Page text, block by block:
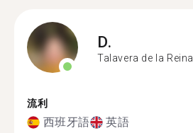
D.
Talavera de la Reina
流利
西班牙語 英語